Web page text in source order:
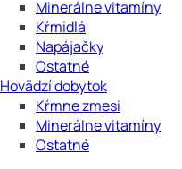
Minerálne vitamíny
Kŕmidlá
Napájačky
Ostatné
Hovädzí dobytok
Kŕmne zmesi
Minerálne vitamíny
Ostatné